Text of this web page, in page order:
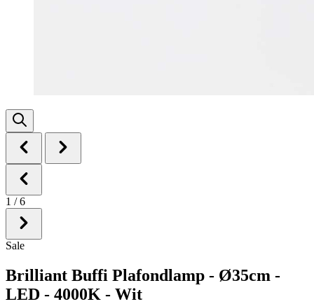
1 / 6
Sale
Brilliant Buffi Plafondlamp - Ø35cm -
LED - 4000K - Wit